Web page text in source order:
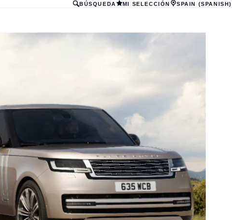
BÚSQUEDA MI SELECCIÓN SPAIN (SPANISH)